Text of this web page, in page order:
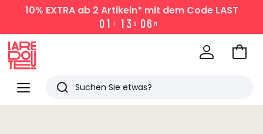
10% EXTRAab 2 Artikeln* mit dem Code LAST
01 T 1 3 S 06 M
Menü
Redoute
Suchen
Zuletzt
Zum